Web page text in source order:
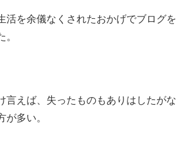
活を余儀なくされたおかげでブログを
言えば、失ったものもありはしたがな
が多い。